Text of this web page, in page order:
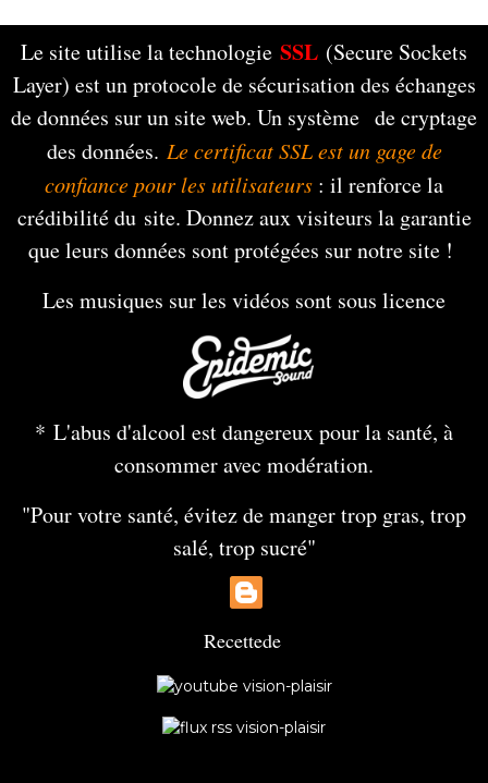
Le site utilise la technologie SSL (Secure Sockets
Layer) est un protocole de sécurisation des échanges
de données sur un site web. Un système de cryptage
des données. Le certificat SSL est un gage de
confiance pour les utilisateurs : il renforce la
crédibilité du site. Donnez aux visiteurs la garantie
que leurs données sont protégées sur notre site !
Les musiques sur les vidéos sont sous licence
* L'abus d'alcool est dangereux pour la santé, à
consommer avec modération.
"Pour votre santé, évitez de manger trop gras, trop
salé, trop sucré"
Recettede